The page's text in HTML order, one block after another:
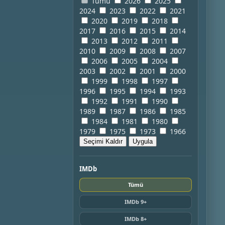
2024
2023 2022
2021
2020
2019
2018
2017
2016 2015
2014
2013
2012
2011
2010
2009 2008
2007
2006
2005
2004
2003
2002 2001
2000
1999
1998
1997
1996
1995 1994
1993
1992
1991
1990
1989
1987 1986
1985
1984
1981
1980
1979
1975 1973 1966
Seçimi Kaldır Uygula
IMDb
Tümü
IMDb 9+
IMDb 8+